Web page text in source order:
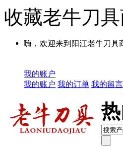
收藏老牛刀
嗨，欢迎来到阳江老牛刀具
我的账户
我的账户 我的订单 我的留言